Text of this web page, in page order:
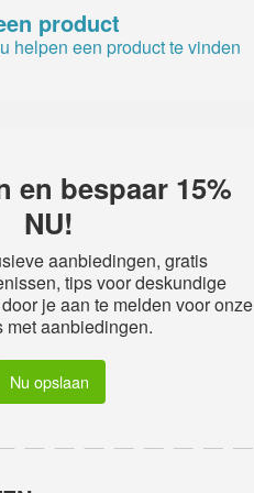
product
helpen een product te vinden
en bespaar 15%
NU!
aanbiedingen, gratis
tips voor deskundige
je aan te melden voor onze
met aanbiedingen.
Nu opslaan